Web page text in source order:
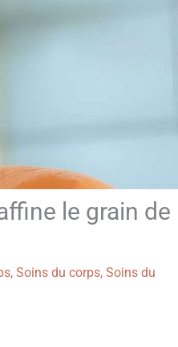
le grain de
, Soins du corps, Soins du